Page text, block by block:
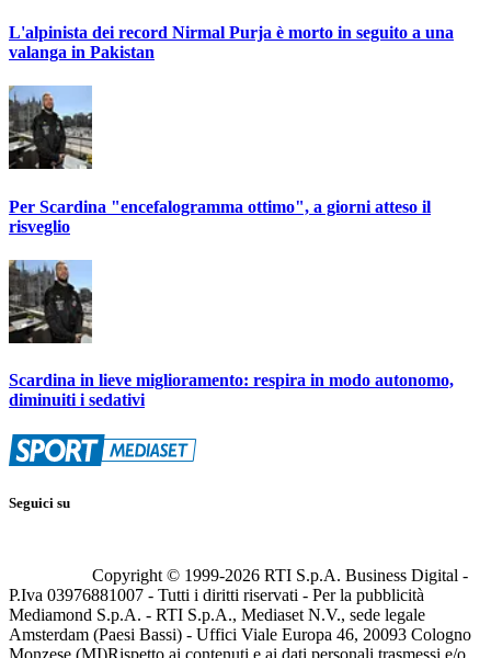
L'alpinista dei record Nirmal Purja è morto in seguito a una
valanga in Pakistan
Per Scardina "encefalogramma ottimo", a giorni atteso il
risveglio
Scardina in lieve miglioramento: respira in modo autonomo,
diminuiti i sedativi
Seguici su
Copyright © 1999-2026 RTI S.p.A. Business Digital -
P.Iva 03976881007 - Tutti i diritti riservati - Per la pubblicità
Mediamond S.p.A. - RTI S.p.A., Mediaset N.V., sede legale
Amsterdam (Paesi Bassi) - Uffici Viale Europa 46, 20093 Cologno
Monzese (MI)Rispetto ai contenuti e ai dati personali trasmessi e/o